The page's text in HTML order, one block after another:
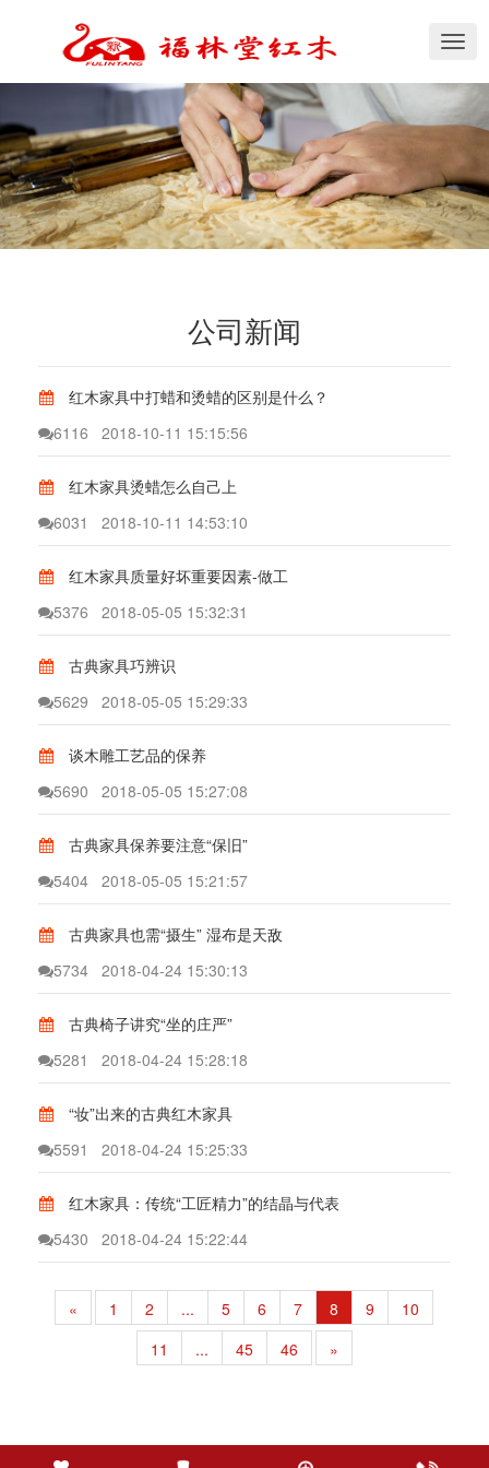
切
导
航
公司新闻
红木家具中打蜡和烫蜡的区别是什么？
6116
2018-10-11 15:15:56
红木家具烫蜡怎么自己上
6031
2018-10-11 14:53:10
红木家具质量好坏重要因素-做工
5376
2018-05-05 15:32:31
古典家具巧辨识
5629
2018-05-05 15:29:33
谈木雕工艺品的保养
5690
2018-05-05 15:27:08
古典家具保养要注意“保旧”
5404 2018-05-05 15:21:57
古典家具也需“摄生” 湿布是天敌
5734 2018-04-24 15:30:13
古典椅子讲究“坐的庄严”
5281
2018-04-24 15:28:18
“妆”出来的古典红木家具
5591
2018-04-24 15:25:33
红木家具：传统“工匠精力”的结晶与代表
5430
2018-04-24 15:22:44
« 1 2 ... 5 6 7 8 9
10
11
... 45 46 »